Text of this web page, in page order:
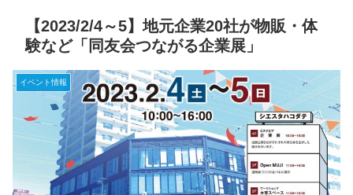
【2023/2/4～5】地元企業20社が物販・体
験など「同友会つながる企業展」
イベント情報